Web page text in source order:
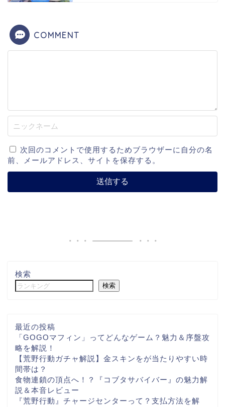
COMMENT
次回のコメントで使用するためブラウザーに自分の名
前、メールアドレス、サイトを保存する。
検索
検索
最近の投稿
「GOGOマフィン」ってどんなゲーム？魅力＆序盤攻
略を解説！
【荒野行動ガチャ解説】金スキンをが当たりやすい時
間帯は？
食物連鎖の頂点へ！？『コブタサバイバー』の魅力解
説＆本音レビュー
『荒野行動』チャージセンターって？支払方法を解